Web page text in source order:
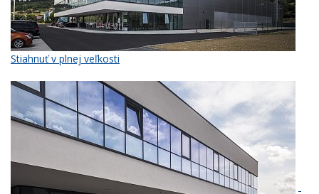
Stiahnuť v plnej veľkosti